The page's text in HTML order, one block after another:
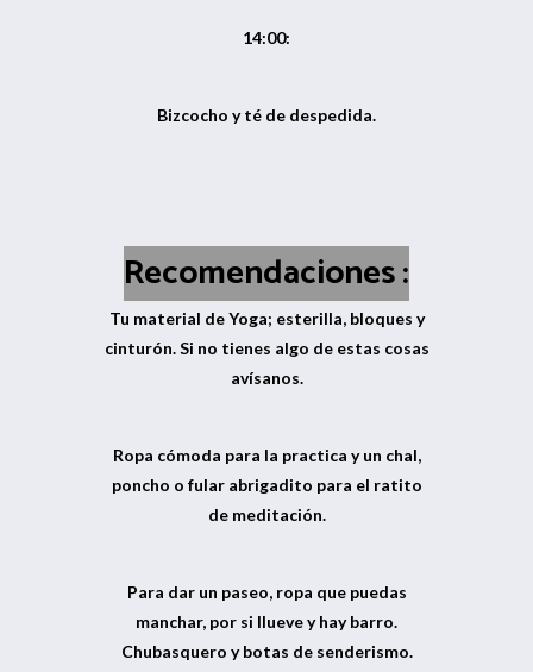
14:00:
Bizcocho y té de despedida.
Recomendaciones :
Tu material de Yoga; esterilla, bloques y
cinturón. Si no tienes algo de estas cosas
avísanos.
Ropa cómoda para la practica y un chal,
poncho o fular abrigadito para el ratito
de meditación.
Para dar un paseo, ropa que puedas
manchar, por si llueve y hay barro.
Chubasquero y botas de senderismo.